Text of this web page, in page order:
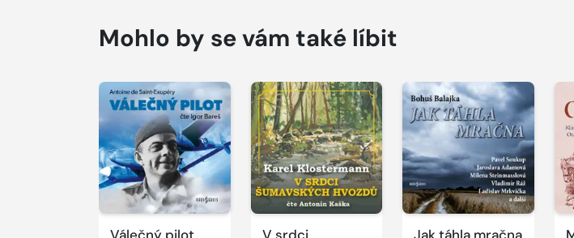
Mohlo by se vám také líbit
Válečný pilot
Přehrát
ukázku
V srdci
Přehrát
ukázku
Jak táhla mračna
Přehrát
ukázku